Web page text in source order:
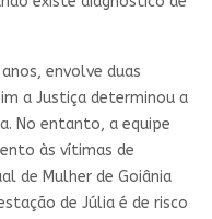
envolve duas
a Justiça determinou a
No entanto, a equipe
às vítimas de
de Mulher de Goiânia
de Júlia é de risco